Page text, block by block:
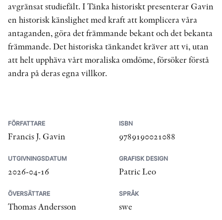
avgränsat studiefält. I Tänka historiskt presenterar Gavin
en historisk känslighet med kraft att komplicera våra
antaganden, göra det främmande bekant och det bekanta
främmande. Det historiska tänkandet kräver att vi, utan
att helt upphäva vårt moraliska omdöme, försöker förstå
andra på deras egna villkor.
FÖRFATTARE
Francis J. Gavin
ISBN
9789190021088
UTGIVNINGSDATUM
2026-04-16
GRAFISK DESIGN
Patric Leo
ÖVERSÄTTARE
Thomas Andersson
SPRÅK
swe